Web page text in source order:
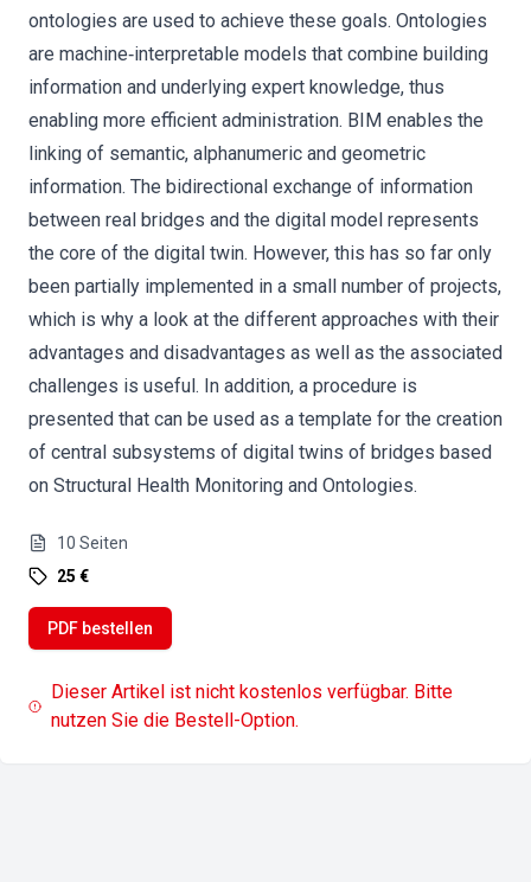
ontologies are used to achieve these goals. Ontologies
are machine‐interpretable models that combine building
information and underlying expert knowledge, thus
enabling more efficient administration. BIM enables the
linking of semantic, alphanumeric and geometric
information. The bidirectional exchange of information
between real bridges and the digital model represents
the core of the digital twin. However, this has so far only
been partially implemented in a small number of projects,
which is why a look at the different approaches with their
advantages and disadvantages as well as the associated
challenges is useful. In addition, a procedure is
presented that can be used as a template for the creation
of central subsystems of digital twins of bridges based
on Structural Health Monitoring and Ontologies.
10 Seiten
25 €
PDF bestellen
Dieser Artikel ist nicht kostenlos verfügbar. Bitte
nutzen Sie die Bestell-Option.